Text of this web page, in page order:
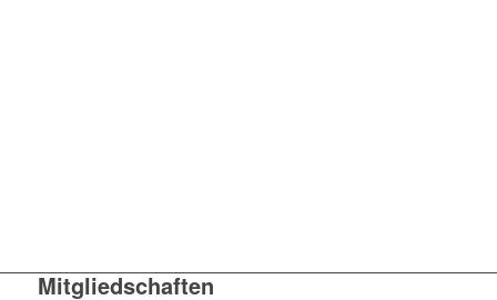
Mitgliedschaften